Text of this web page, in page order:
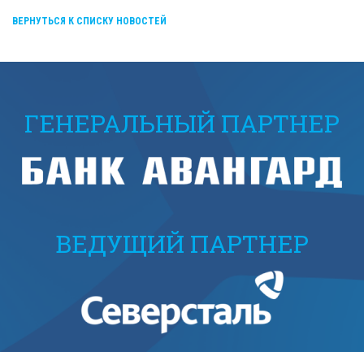
ВЕРНУТЬСЯ К СПИСКУ НОВОСТЕЙ
ГЕНЕРАЛЬНЫЙ ПАРТНЕР
ВЕДУЩИЙ ПАРТНЕР